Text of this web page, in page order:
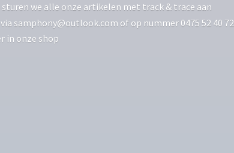
we alle onze artikelen met track & trace aan
samphony@outlook.com of op nummer 0475 52 40 72
in onze shop